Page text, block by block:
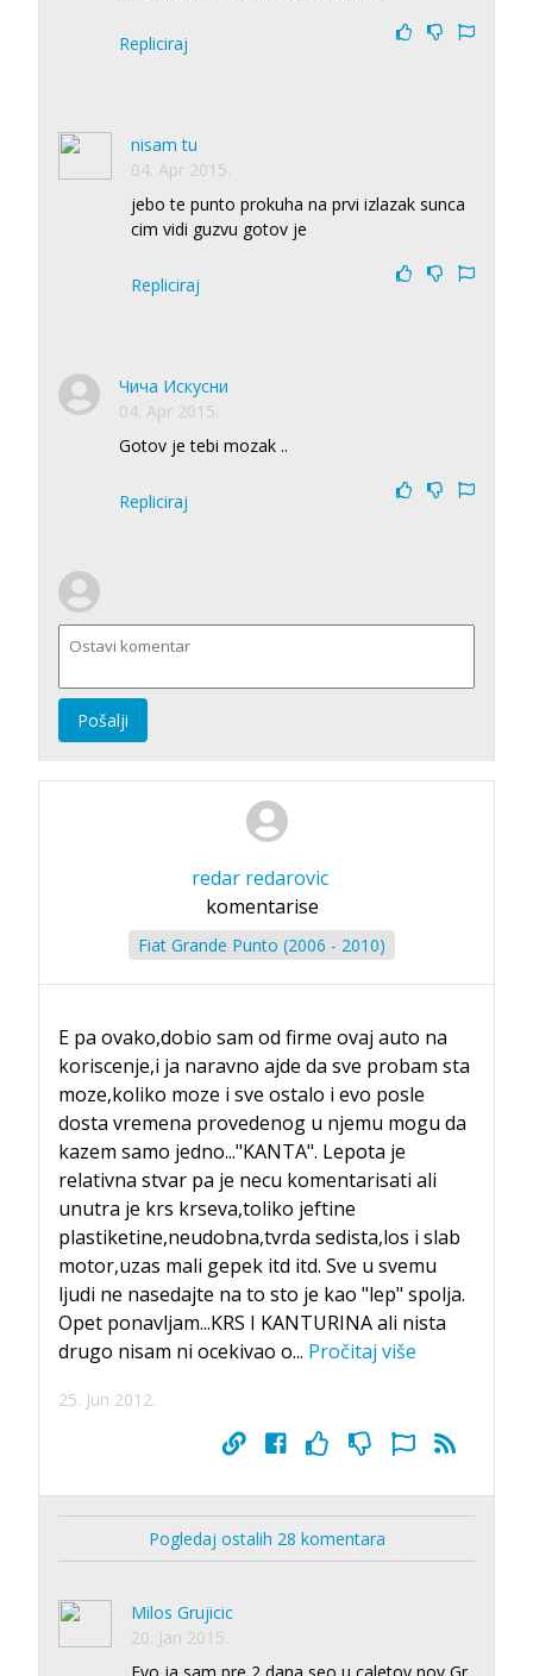
Repliciraj
nisam tu
04. Apr 2015.
jebo te punto prokuha na prvi izlazak sunca
cim vidi guzvu gotov je
Repliciraj
Чича Искусни
04. Apr 2015.
Gotov je tebi mozak ..
Repliciraj
Pošalji
redar redarovic
komentarise
Fiat Grande Punto (2006 - 2010)
E pa ovako,dobio sam od firme ovaj auto na
koriscenje,i ja naravno ajde da sve probam sta
moze,koliko moze i sve ostalo i evo posle
dosta vremena provedenog u njemu mogu da
kazem samo jedno..."KANTA". Lepota je
relativna stvar pa je necu komentarisati ali
unutra je krs krseva,toliko jeftine
plastiketine,neudobna,tvrda sedista,los i slab
motor,uzas mali gepek itd itd. Sve u svemu
ljudi ne nasedajte na to sto je kao "lep" spolja.
Opet ponavljam...KRS I KANTURINA ali nista
drugo nisam ni ocekivao o... Pročitaj više
25. Jun 2012.
Pogledaj ostalih 28 komentara
Milos Grujicic
20. Jan 2015.